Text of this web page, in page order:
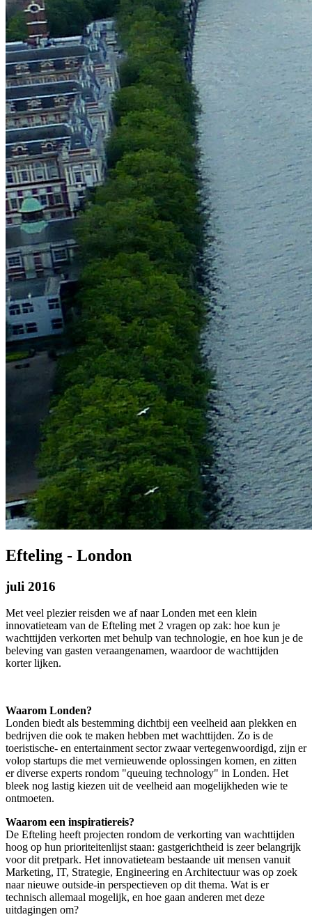
Efteling - London
juli 2016
Met veel plezier reisden we af naar Londen met een klein
innovatieteam van de Efteling met 2 vragen op zak: hoe kun je
wachttijden verkorten met behulp van technologie, en hoe kun je de
beleving van gasten veraangenamen, waardoor de wachttijden
korter lijken.
Waarom Londen?
Londen biedt als bestemming dichtbij een veelheid aan plekken en
bedrijven die ook te maken hebben met wachttijden. Zo is de
toeristische- en entertainment sector zwaar vertegenwoordigd, zijn er
volop startups die met vernieuwende oplossingen komen, en zitten
er diverse experts rondom "queuing technology" in Londen. Het
bleek nog lastig kiezen uit de veelheid aan mogelijkheden wie te
ontmoeten.
Waarom een inspiratiereis?
De Efteling heeft projecten rondom de verkorting van wachttijden
hoog op hun prioriteitenlijst staan: gastgerichtheid is zeer belangrijk
voor dit pretpark. Het innovatieteam bestaande uit mensen vanuit
Marketing, IT, Strategie, Engineering en Architectuur was op zoek
naar nieuwe outside-in perspectieven op dit thema. Wat is er
technisch allemaal mogelijk, en hoe gaan anderen met deze
uitdagingen om?